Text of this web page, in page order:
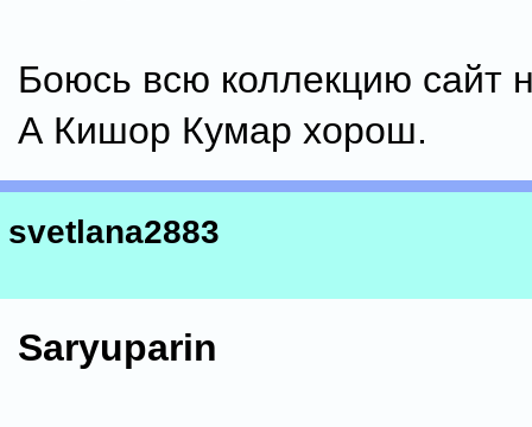
Боюсь всю коллекцию сайт
А Кишор Кумар хорош.
svetlana2883
Saryuparin